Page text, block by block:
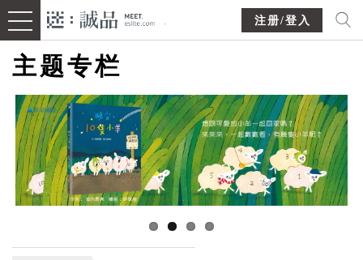
注册/登入
主题专栏